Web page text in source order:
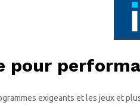
pour
exigeants et les jeux et